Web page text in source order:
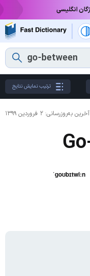
انگلیسی
ترتیب نمایش نتایج
آخرین به‌روزرسانی: ۲ فروردین ۱۳۹۹
ˈɡoʊbɪtwiːn